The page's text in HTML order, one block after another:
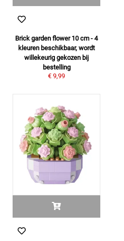
Brick garden flower 10 cm - 4
kleuren beschikbaar, wordt
willekeurig gekozen bij
bestelling
€ 9,99